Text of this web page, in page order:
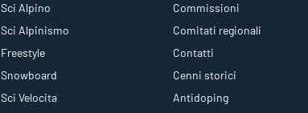
Sci Alpino
Sci Alpinismo
Freestyle
Snowboard
Sci Velocita
Commissioni
Comitati regionali
Contatti
Cenni storici
Antidoping